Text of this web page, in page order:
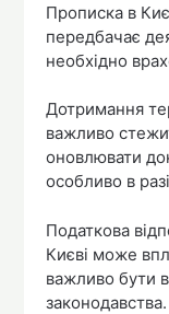
Прописка в
передбачає
необхідно
Дотримання
важливо
оновлювати
особливо в
Податкова
Києві може
важливо бути в
законодавства.